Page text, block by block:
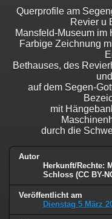
Querprofile am
Revier u
Mansfeld-Museum im
Farbige Zeichnung
Bethauses, des
auf dem Segen-
mit
durch die
Autor
Herkunft/Rechte:
Schloss (CC BY-
Veröffentlicht am
Dienstag 5 März